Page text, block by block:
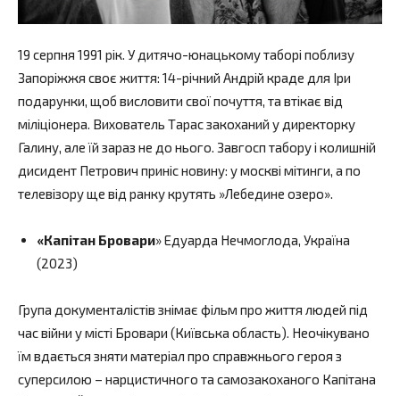
19 серпня 1991 рік. У дитячо-юнацькому таборі поблизу
Запоріжжя своє життя: 14-річний Андрій краде для Іри
подарунки, щоб висловити свої почуття, та втікає від
міліціонера. Вихователь Тарас закоханий у директорку
Галину, але їй зараз не до нього. Завгосп табору і колишній
дисидент Петрович приніс новину: у москві мітинги, а по
телевізору ще від ранку крутять »Лебедине озеро».
«Капітан Бровари» Едуарда Нечмоглода, Україна
(2023)
Група документалістів знімає фільм про життя людей під
час війни у місті Бровари (Київська область). Неочікувано
їм вдається зняти матеріал про справжнього героя з
суперсилою – нарцистичного та самозакоханого Капітана